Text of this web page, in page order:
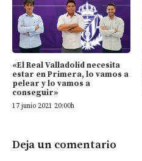
«El Real Valladolid necesita
estar en Primera, lo vamos a
pelear y lo vamos a
conseguir»
17 junio 2021 20:00h
Deja un comentario